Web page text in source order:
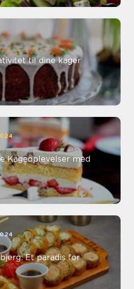
til dine kager
Kageoplevelser med
Et paradis for